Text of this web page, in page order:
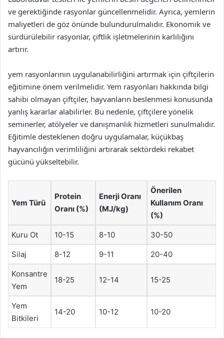
ve gerektiğinde rasyonlar güncellenmelidir. Ayrıca, yemlerin
maliyetleri de göz önünde bulundurulmalıdır. Ekonomik ve
sürdürülebilir rasyonlar, çiftlik işletmelerinin karlılığını
artırır.
yem rasyonlarının uygulanabilirliğini artırmak için çiftçilerin
eğitimine önem verilmelidir. Yem rasyonları hakkında bilgi
sahibi olmayan çiftçiler, hayvanların beslenmesi konusunda
yanlış kararlar alabilirler. Bu nedenle, çiftçilere yönelik
seminerler, atölyeler ve danışmanlık hizmetleri sunulmalıdır.
Eğitimle desteklenen doğru uygulamalar, küçükbaş
hayvancılığın verimliliğini artırarak sektördeki rekabet
gücünü yükseltebilir.
Yem Türü
Protein
Oranı (%)
Enerji Oranı
(MJ/kg)
Önerilen
Kullanım Oranı
(%)
Kuru Ot 10-15 8-10 30-50
Silaj 8-12 9-11 20-40
Konsantre
Yem
18-25 12-14 15-25
Yem
Bitkileri
14-20 10-12 10-20